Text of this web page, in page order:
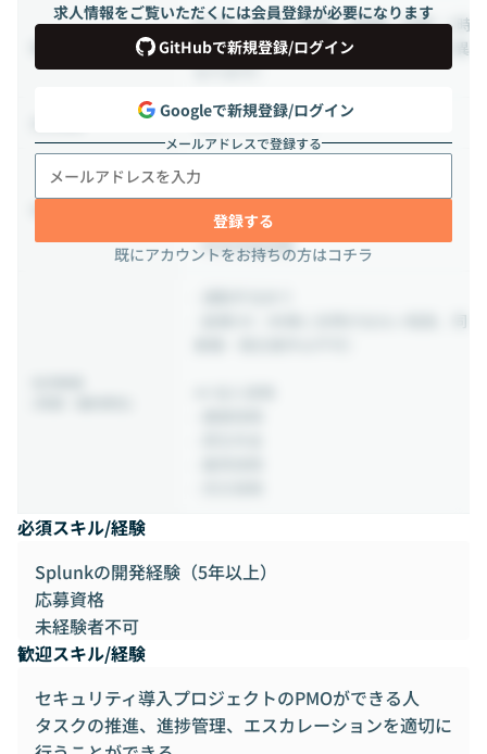
求人情報をご覧いただくには会員登録が必要になります
GitHubで新規登録/ログイン
Googleで新規登録/ログイン
メールアドレスで登録する
登録する
既にアカウントをお持ちの方はコチラ
09:00 ~ 18:00（実働：8時間／休憩：1時
間 ※勤務地やプロジェクト先によって異
なります）
相談の上決定する
## 年間休日120日以上
- 完全週休2日制（土日祝休み）
- 夏季休暇
- 年末年始休暇
- 副業OK（本業に支障が出ない程度、同
必須スキル/経験
Splunkの開発経験（5年以上）
応募資格
未経験者不可
歓迎スキル/経験
セキュリティ導入プロジェクトのPMOができる人
タスクの推進、進捗管理、エスカレーションを適切に